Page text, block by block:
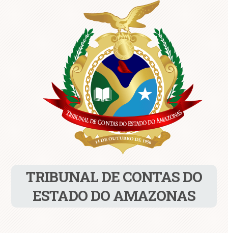
TRIBUNAL DE CONTAS DO
ESTADO DO AMAZONAS